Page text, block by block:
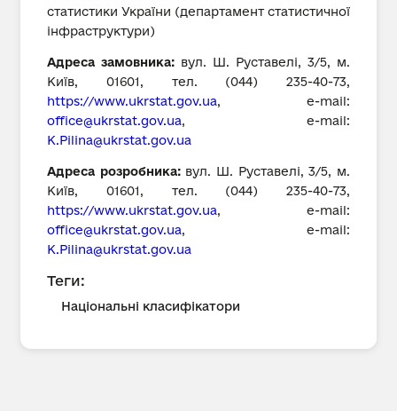
статистики України (департамент статистичної
інфраструктури)
Адреса замовника: вул. Ш. Руставелі, 3/5, м.
Київ, 01601, тел. (044) 235-40-73,
https://www.ukrstat.gov.ua, е-mail:
office@ukrstat.gov.ua, е-mail:
К.Pilina@ukrstat.gov.ua
Адреса розробника:вул. Ш. Руставелі, 3/5, м.
Київ, 01601, тел. (044) 235-40-73,
https://www.ukrstat.gov.ua, е-mail:
office@ukrstat.gov.ua, е-mail:
К.Pilina@ukrstat.gov.ua
Теги:
Національні класифікатори